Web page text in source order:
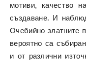
мотиви, качество
създаване. И
Очебийно златните
вероятно са
и от различни